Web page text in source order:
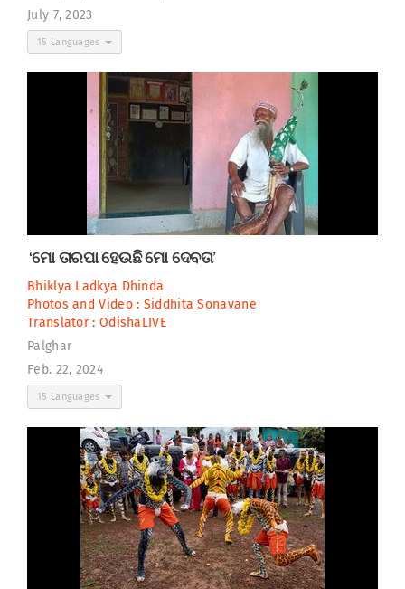
July 7, 2023
15 Languages
‘ମୋ ତାରପା ହେଉଛି ମୋ ଦେବତା’
Bhiklya Ladkya Dhinda
Photos and Video : Siddhita Sonavane
Translator : OdishaLIVE
Palghar
Feb. 22, 2024
15 Languages